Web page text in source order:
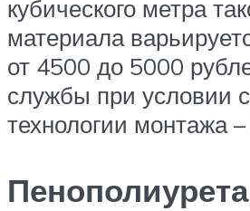
кубического метра
материала
от 4500 до 5000
службы при условии
технологии монтажа